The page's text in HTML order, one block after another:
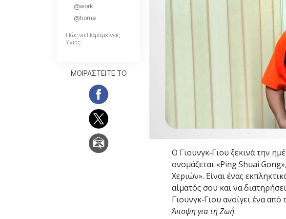
Ο Γιουνγκ‑Γιου ξεκινά την
ονομάζεται «Ping Shuai
Χεριών». Είναι ένας
αίματός σου και να
Γιουνγκ‑Γιου ανοίγει ένα
Άποψη για τη Ζωή.
@work
@home
Πώς να Παραμείνεις
Υγιής
ΜΟΙΡΑΣΤΕΙΤΕ ΤΟ